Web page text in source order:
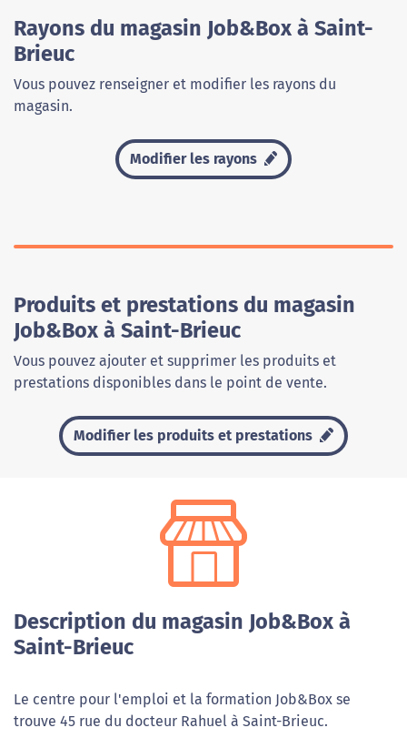
Rayons du magasin Job&Box à Saint-
Brieuc
Vous pouvez renseigner et modifier les rayons du
magasin.
Modifier les rayons
Produits et prestations du magasin
Job&Box à Saint-Brieuc
Vous pouvez ajouter et supprimer les produits et
prestations disponibles dans le point de vente.
Modifier les produits et prestations
Description du magasin Job&Box à
Saint-Brieuc
Le centre pour l'emploi et la formation Job&Box se
trouve 45 rue du docteur Rahuel à Saint-Brieuc.